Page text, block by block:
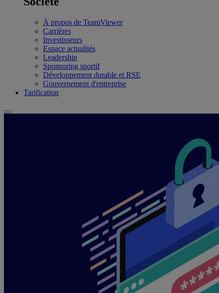
À propos de TeamViewer
Carrières
Investisseurs
Espace actualités
Leadership
Sponsoring sportif
Développement durable et RSE
Gouvernement d'entreprise
Tarification